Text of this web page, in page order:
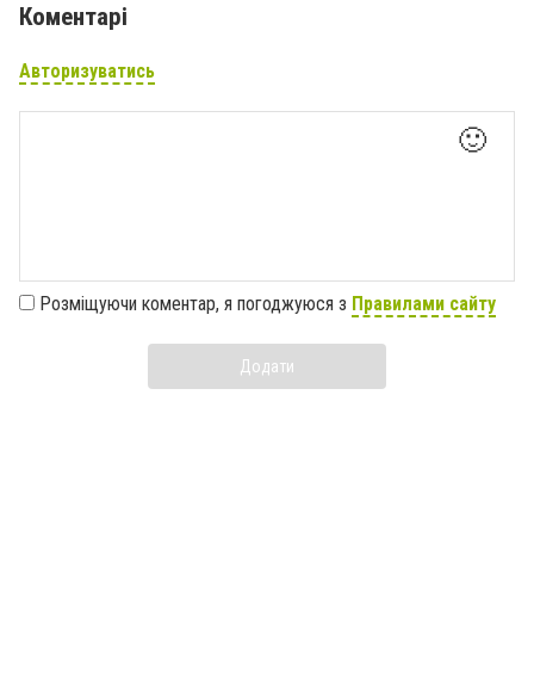
Коментарі
Авторизуватись
🙂
Розміщуючи коментар, я погоджуюся з Правилами сайту
Додати